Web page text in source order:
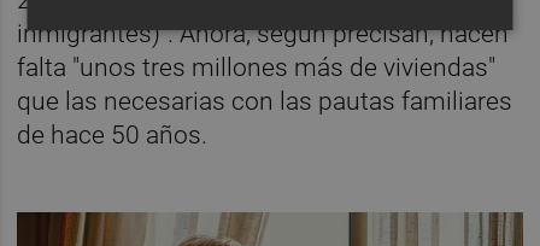
inmigrantes)". Ahora, según precisan, hacen
falta "unos tres millones más de viviendas"
que las necesarias con las pautas familiares
de hace 50 años.